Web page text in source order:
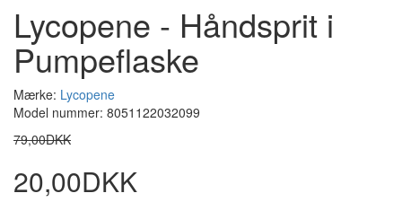
Lycopene - Håndsprit i
Pumpeflaske
Mærke: Lycopene
Model nummer: 8051122032099
79,00DKK
20,00DKK